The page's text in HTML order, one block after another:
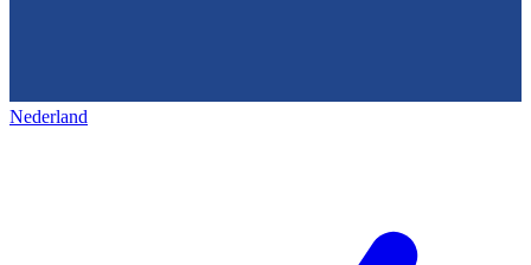
Nederland